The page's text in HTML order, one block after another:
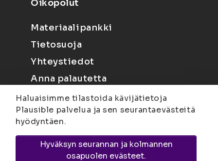
Oikopolut
Materiaalipankki
Tietosuoja
Yhteystiedot
Anna palautetta
Joensuu
Suvantokatu 6, 80100 Joensuu |
Haluaisimme tilastoida kävijätietoja
Plausible palvelua ja sen seurantaevästeitä
hyödyntäen.
Hyväksyn seurannan ja kolmannen
osapuolen evästeet.